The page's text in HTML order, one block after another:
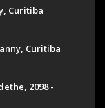
Curitiba
Curitiba
2098 -